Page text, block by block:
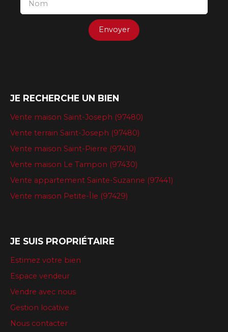
Nom
Envoyer
JE RECHERCHE UN BIEN
Vente maison Saint-Joseph (97480)
Vente terrain Saint-Joseph (97480)
Vente maison Saint-Pierre (97410)
Vente maison Le Tampon (97430)
Vente appartement Sainte-Suzanne (97441)
Vente maison Petite-Île (97429)
JE SUIS PROPRIÉTAIRE
Estimez votre bien
Espace vendeur
Vendre avec nous
Gestion locative
Nous contacter